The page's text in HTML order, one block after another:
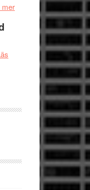
Artipelag
merom
Filmrecension:
Shadow
spännande
Chan
storform